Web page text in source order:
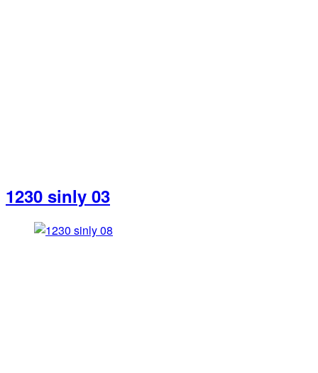
1230 sinly 03